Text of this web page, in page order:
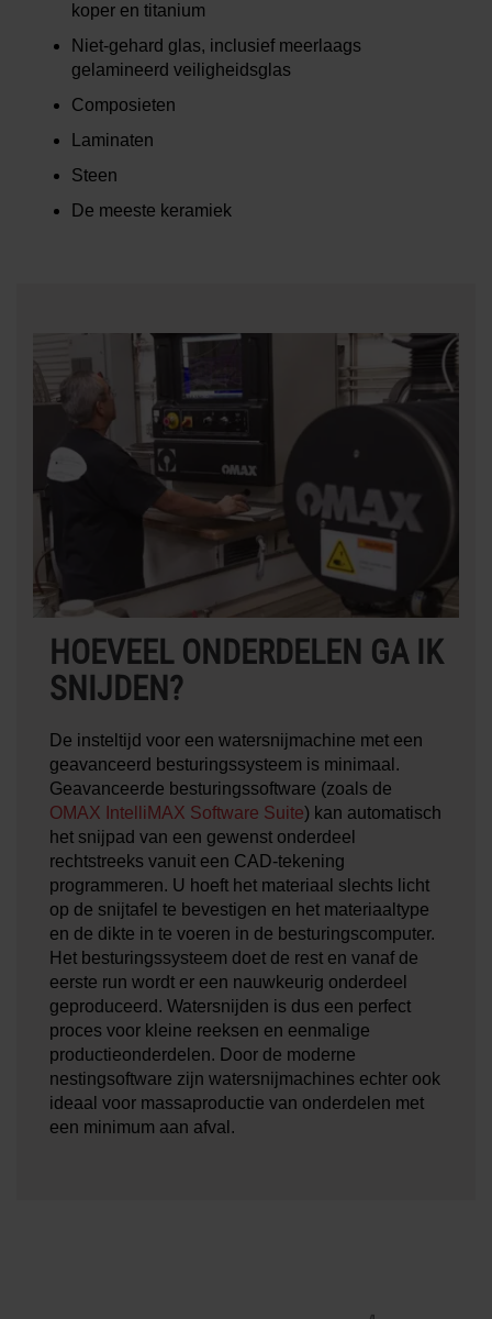
koper en titanium
Niet-gehard glas, inclusief meerlaags
gelamineerd veiligheidsglas
Composieten
Laminaten
Steen
De meeste keramiek
HOEVEEL ONDERDELEN GA IK
SNIJDEN?
De insteltijd voor een watersnijmachine met een
geavanceerd besturingssysteem is minimaal.
Geavanceerde besturingssoftware (zoals de
OMAX IntelliMAX Software Suite) kan automatisch
het snijpad van een gewenst onderdeel
rechtstreeks vanuit een CAD-tekening
programmeren. U hoeft het materiaal slechts licht
op de snijtafel te bevestigen en het materiaaltype
en de dikte in te voeren in de besturingscomputer.
Het besturingssysteem doet de rest en vanaf de
eerste run wordt er een nauwkeurig onderdeel
geproduceerd. Watersnijden is dus een perfect
proces voor kleine reeksen en eenmalige
productieonderdelen. Door de moderne
nestingsoftware zijn watersnijmachines echter ook
ideaal voor massaproductie van onderdelen met
een minimum aan afval.